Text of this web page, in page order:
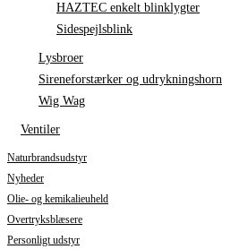
HAZTEC enkelt blinklygter
Sidespejlsblink
Lysbroer
Sireneforstærker og udrykningshorn
Wig Wag
Ventiler
Naturbrandsudstyr
Nyheder
Olie- og kemikalieuheld
Overtryksblæsere
Personligt udstyr